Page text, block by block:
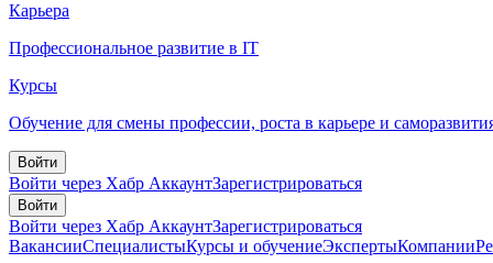
Карьера
Профессиональное развитие в IT
Курсы
Обучение для смены профессии, роста в карьере и
Войти
Войти через Хабр АккаунтЗарегистрироваться
Войти
Войти через Хабр АккаунтЗарегистрироваться
ВакансииСпециалистыКурсы и обучениеЭкспертыКомпании